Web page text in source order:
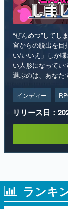
“ぜんめつ”してし
宮からの脱出を目
い/いいえ」しか
い人形になって
選ぶのは、あなた
インディー
リリース日：
ランキ